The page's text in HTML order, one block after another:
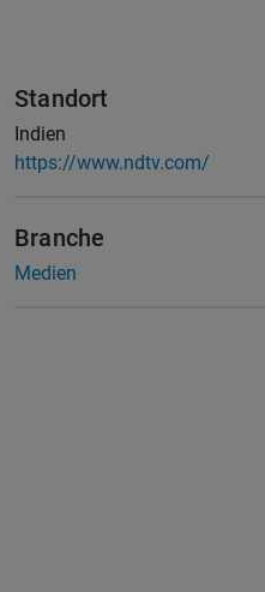
Standort
Indien
https://www.ndtv.com/
Branche
Medien